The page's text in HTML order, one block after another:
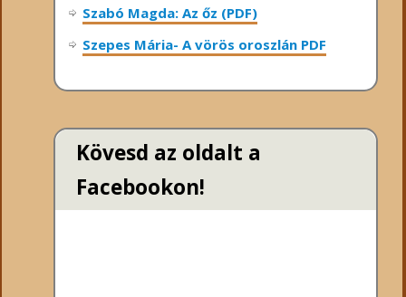
Szabó Magda: Az őz (PDF)
Szepes Mária- A vörös oroszlán PDF
Kövesd az oldalt a
Facebookon!